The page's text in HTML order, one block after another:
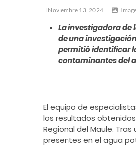
Noviembre 13, 2024
La investigadora de
de una
permitió identificar
contaminantes del
El equipo de
los resultados
Regional del Maule.
presentes en el agua